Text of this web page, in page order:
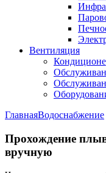
Вентиляция
ГлавнаяВодоснабжение
Прохождение
вручную